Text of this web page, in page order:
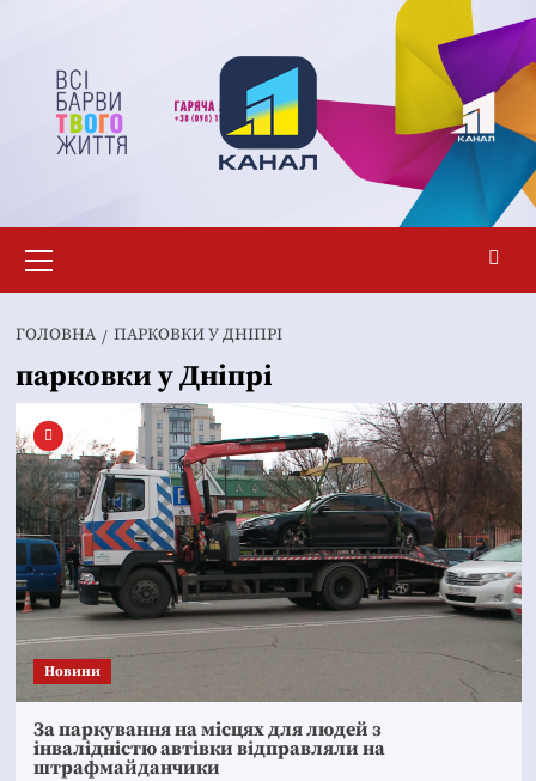
вмісту
меню
ГОЛОВНА ПАРКОВКИ У ДНІПРІ
парковки у Дніпрі
Новини
За паркування на місцях для людей з
інвалідністю автівки відправляли на
штрафмайданчики